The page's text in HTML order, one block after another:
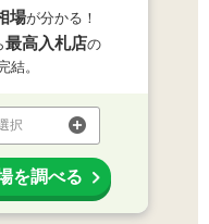
場が分かる！
最高入札店の
結。
択
を調べる